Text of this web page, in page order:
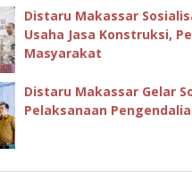
Distaru Makassar
Usaha Jasa Konstruksi,
Masyarakat
Distaru Makassar Gelar
Pelaksanaan